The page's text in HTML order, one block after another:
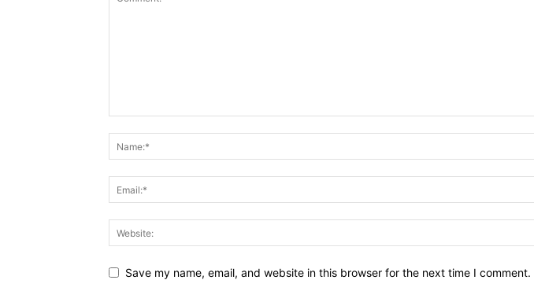
Save my name, email, and website in this browser for the next time I comment.